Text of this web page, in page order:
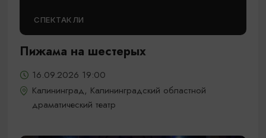
СПЕКТАКЛИ
Пижама на шестерых
16.09.2026 19:00
Калининград, Калининградский областной
драматический театр